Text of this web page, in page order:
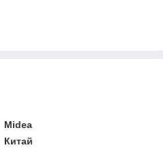
Midea
Китай